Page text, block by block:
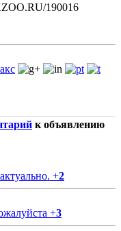
190016
к объявлению
+2
+3